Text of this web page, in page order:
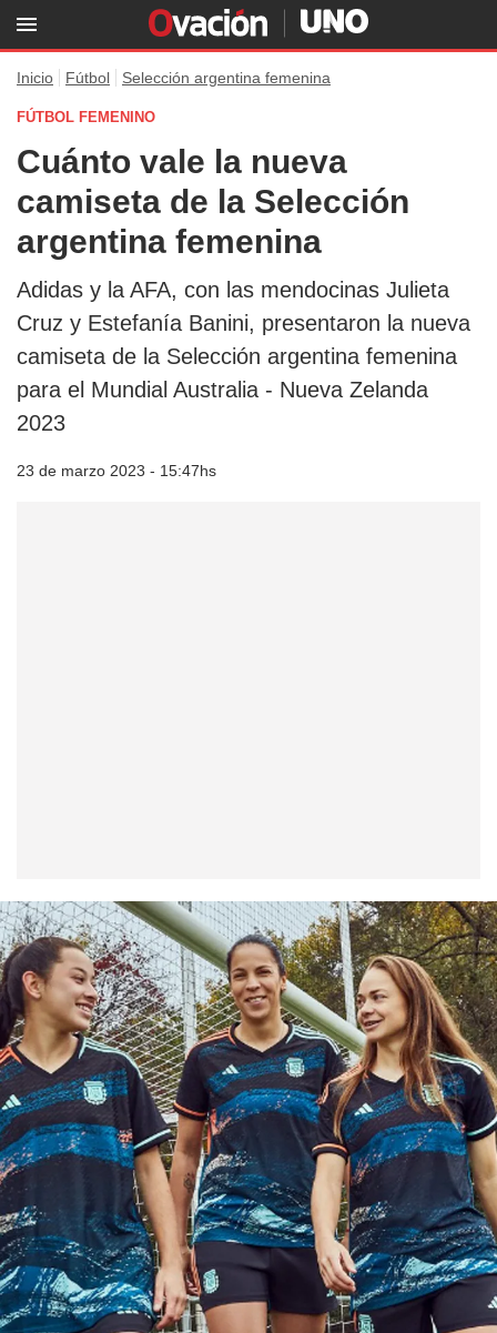
Inicio Fútbol Selección argentina femenina
FÚTBOL FEMENINO
Cuánto vale la nueva
camiseta de la Selección
argentina femenina
Adidas y la AFA, con las mendocinas Julieta
Cruz y Estefanía Banini, presentaron la nueva
camiseta de la Selección argentina femenina
para el Mundial Australia - Nueva Zelanda
2023
23 de marzo 2023 - 15:47hs